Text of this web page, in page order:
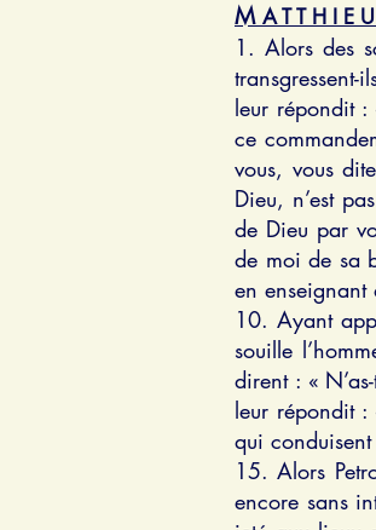
M A T T H I E U
1. Alors des
leur répondit :
ce
vous, vous
Dieu, n’est
de Dieu par
de moi de sa
en enseignant
10. Ayant
souille
dirent : «
leur répondit :
qui
15. Alors
encore sans